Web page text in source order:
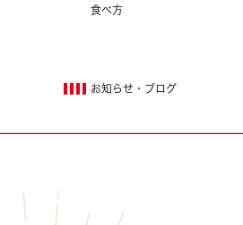
食べ方
お知らせ・ブログ